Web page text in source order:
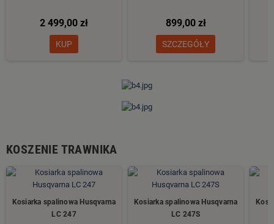
2 499,00 zł
KUP
899,00 zł
SZCZEGÓŁY
KOSZENIE TRAWNIKA
Kosiarka spalinowa Husqvarna
LC 247
Kosiarka spalinowa Husqvarna
LC 247S